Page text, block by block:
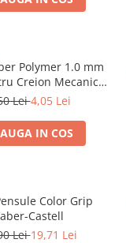
Polymer 1.0 mm
Creion Mecanic
Castell
Lei4,05 Lei
IN COS
Color Grip
Castell
Lei19,71 Lei